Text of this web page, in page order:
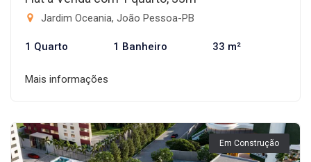
Jardim Oceania, João Pessoa-PB
1 Quarto 1 Banheiro 33 m²
Mais informações
Em Construção